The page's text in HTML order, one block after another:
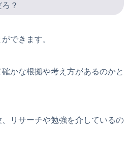
？
できます。
かな根拠や考え方があるのかと
リサーチや勉強を介しているの